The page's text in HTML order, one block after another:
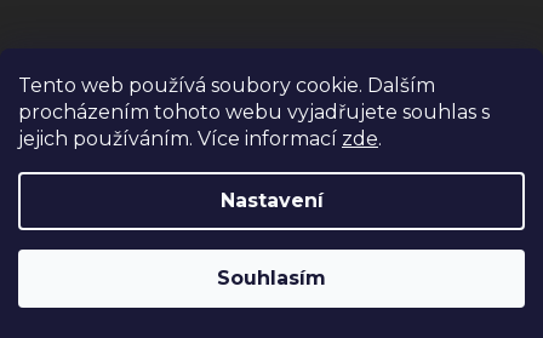
Tento web používá soubory cookie. Dalším
procházením tohoto webu vyjadřujete souhlas s
jejich používáním. Více informací zde.
Nastavení
Souhlasím
Obchod
Kalkulačka krmné dávky
Jak to funguje
BiBi FOOD . Všechna práva vyhrazena.